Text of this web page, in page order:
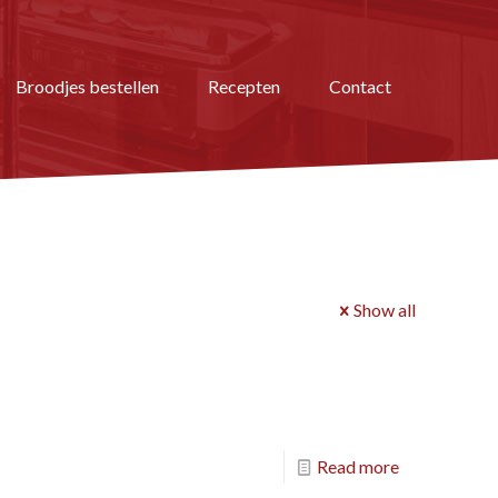
Broodjes bestellen Recepten Contact
Show all
Read more